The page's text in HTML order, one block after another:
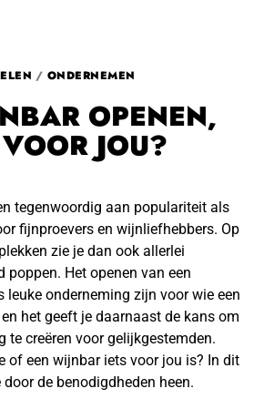
/ ONDERNEMEN
OPENEN,
JOU?
tegenwoordig aan populariteit als
fijnproevers en wijnliefhebbers. Op
zie je dan ook allerlei
poppen. Het openen van een
leuke onderneming zijn voor wie een
het geeft je daarnaast de kans om
te creëren voor gelijkgestemden.
of een wijnbar iets voor jou is? In dit
de benodigdheden heen.